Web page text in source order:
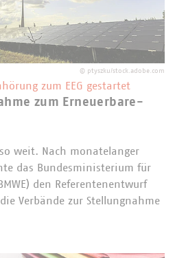
© ptyszku/stock.adobe.com
zum EEG gestartet
zum Erneuerbare-
weit. Nach monatelanger
das Bundesministerium für
den Referentenentwurf
Verbände zur Stellungnahme